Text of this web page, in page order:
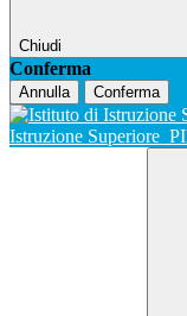
Chiudi
Conferma
Annulla Conferma
Istruzione Superiore